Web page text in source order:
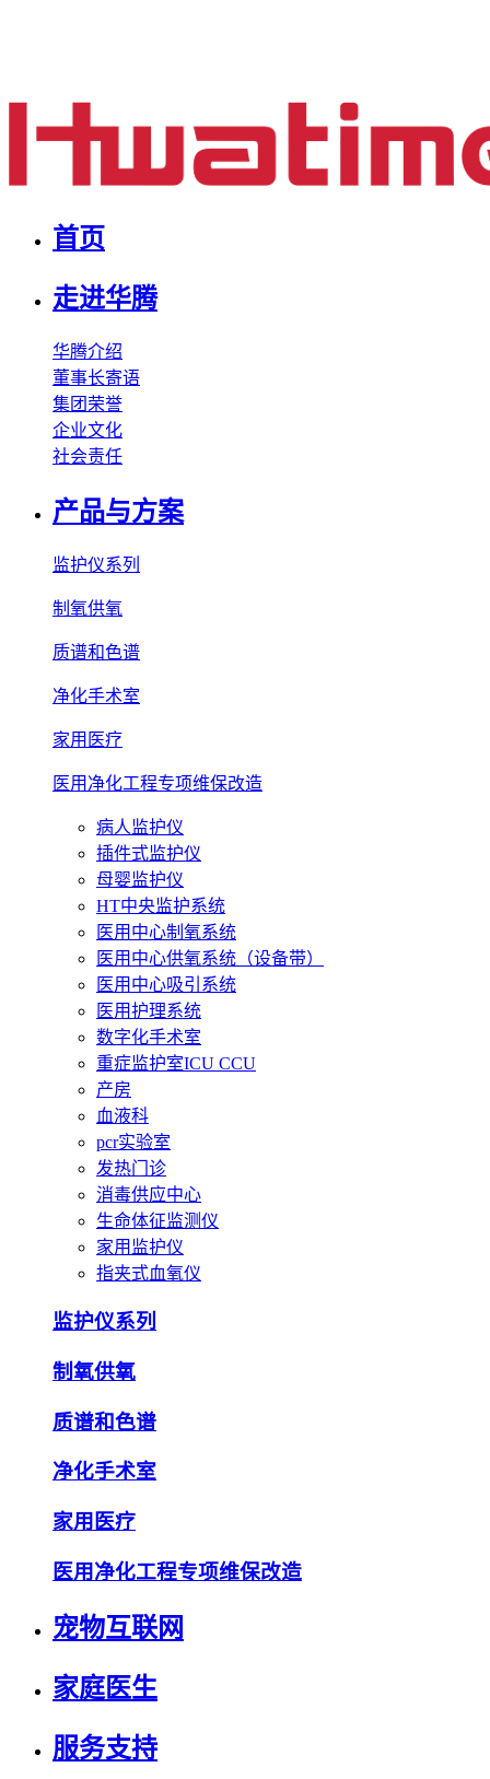
首页
走进华腾
华腾介绍
董事长寄语
集团荣誉
企业文化
社会责任
产品与方案
监护仪系列
制氧供氧
质谱和色谱
净化手术室
家用医疗
医用净化工程专项维保改造
病人监护仪
插件式监护仪
母婴监护仪
HT中央监护系统
医用中心制氧系统
医用中心供氧系统（设备带）
医用中心吸引系统
医用护理系统
数字化手术室
重症监护室ICU CCU
产房
血液科
pcr实验室
发热门诊
消毒供应中心
生命体征监测仪
家用监护仪
指夹式血氧仪
监护仪系列
制氧供氧
质谱和色谱
净化手术室
家用医疗
医用净化工程专项维保改造
宠物互联网
家庭医生
服务支持